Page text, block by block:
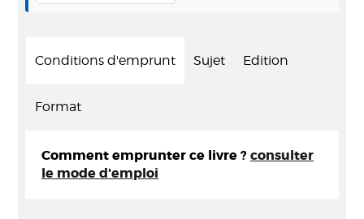
Conditions d'emprunt Sujet Edition
Format
Comment emprunter ce livre ? consulter
le mode d'emploi